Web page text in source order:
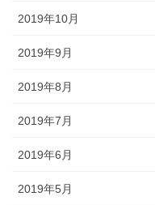
2019年10月
2019年9月
2019年8月
2019年7月
2019年6月
2019年5月